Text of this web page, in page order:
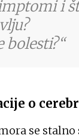
i
bolesti?
o
se